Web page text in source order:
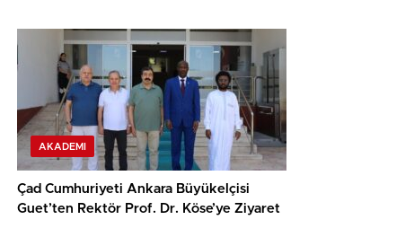
AKADEMI
Çad Cumhuriyeti Ankara Büyükelçisi
Guet’ten Rektör Prof. Dr. Köse’ye Ziyaret